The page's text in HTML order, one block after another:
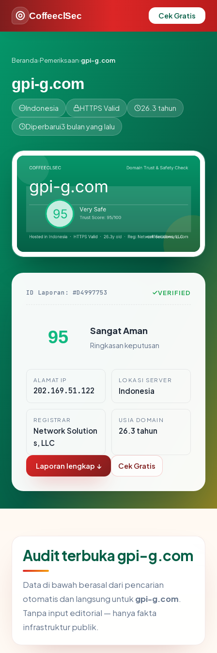
CoffeeclSec Cek Gratis
Beranda›Pemeriksaan›gpi-g.com
gpi-g.com
Indonesia HTTPS Valid 26.3 tahun
Diperbarui3 bulan yang lalu
ID Laporan: #D4997753 VERIFIED
95 Sangat Aman
Ringkasan keputusan
ALAMAT IP
202.169.51.122
LOKASI SERVER
Indonesia
REGISTRAR
Network Solution
s, LLC
USIA DOMAIN
26.3 tahun
Laporan lengkap ↓ Cek Gratis
Audit terbuka gpi-g.com
Data di bawah berasal dari pencarian
otomatis dan langsung untukgpi-g.com.
Tanpa input editorial — hanya fakta
infrastruktur publik.